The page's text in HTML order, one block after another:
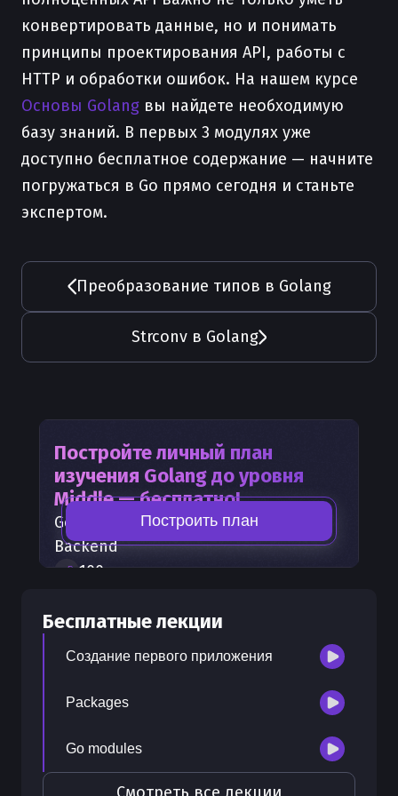
конвертировать данные, но и понимать
принципы проектирования API, работы с
HTTP и обработки ошибок. На нашем курсе
Основы Golang вы найдете необходимую
базу знаний. В первых 3 модулях уже
доступно бесплатное содержание — начните
погружаться в Go прямо сегодня и станьте
экспертом.
Преобразование типов в Golang
Strconv в Golang
Постройте личный план
изучения Golangдо уровня
Middle — бесплатно!
Golang
— часть карты развития
Backend
100+шагов развития
300 бонусных рублей
Построить план
Бесплатные лекции
Создание первого приложения
Packages
Go modules